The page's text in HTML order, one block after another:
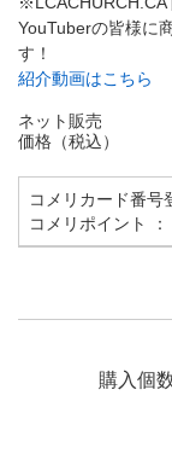
YouTuberの皆様に
す！
紹介動画はこちら
ネット販売
価格（税込）
コメリカード番号
コメリポイント ：
購入個